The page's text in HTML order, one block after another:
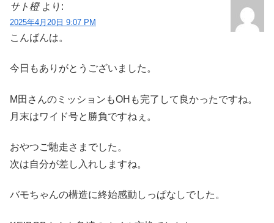
サト橙 より:
2025年4月20日 9:07 PM
こんばんは。
今日もありがとうございました。
M田さんのミッションもOHも完了して良かったですね。
月末はワイド号と勝負ですねぇ。
おやつご馳走さまでした。
次は自分が差し入れしますね。
バモちゃんの構造に終始感動しっぱなしでした。